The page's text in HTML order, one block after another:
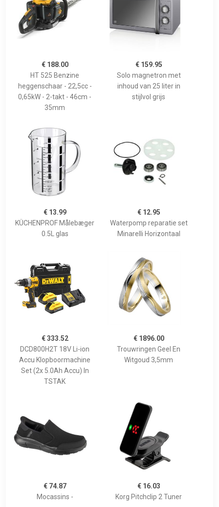
€ 188.00
HT 525 Benzine
heggenschaar - 22,5cc -
0,65kW - 2-takt - 46cm -
35mm
€ 159.95
Solo magnetron met
inhoud van 25 liter in
stijlvol grijs
€ 13.99
KÜCHENPROF Målebæger
0.5L glas
€ 12.95
Waterpomp reparatie set
Minarelli Horizontaal
€ 333.52
DCD800H2T 18V Li-ion
Accu Klopboormachine
Set (2x 5.0Ah Accu) In
TSTAK
€ 1896.00
Trouwringen Geel En
Witgoud 3,5mm
€ 74.87
Mocassins -
€ 16.03
Korg Pitchclip 2 Tuner